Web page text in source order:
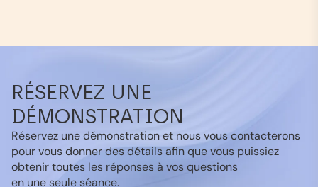
RÉSERVEZ UNE
DÉMONSTRATION
Réservez une démonstration et nous vous contacterons
pour vous donner des détails afin que vous puissiez
obtenir toutes les réponses à vos questions
en une seule séance.